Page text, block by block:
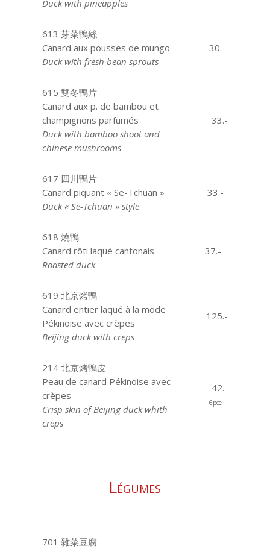
Duck with pineapples
613 芽菜鴨絲
Canard aux pousses de mungo
Duck with fresh bean sprouts
30.-
615 雙冬鴨片
Canard aux p. de bambou et
champignons parfumés
Duck with bamboo shoot and
chinese mushrooms
33.-
617 四川鴨片
Canard piquant « Se-Tchuan »
Duck « Se-Tchuan » style
33.-
618 燒鴨
Canard rôti laqué cantonais
Roasted duck
37.-
619 北京烤鴨
Canard entier laqué à la mode
Pékinoise avec crèpes
Beijing duck with creps
125.-
214 北京烤鴨皮
Peau de canard Pékinoise avec
crèpes
Crisp skin of Beijing duck whith
creps
42.-
6pce
Légumes
701 雜菜豆腐